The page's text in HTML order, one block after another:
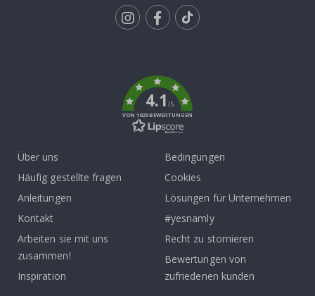
4.1/5
VON 1029 BEWERTUNGEN
Über uns
Häufig gestellte fragen
Anleitungen
Kontakt
Arbeiten sie mit uns
zusammen!
Inspiration
Bedingungen
Cookies
Lösungen für Unternehmen
#yesnamly
Recht zu stornieren
Bewertungen von
zufriedenen kunden